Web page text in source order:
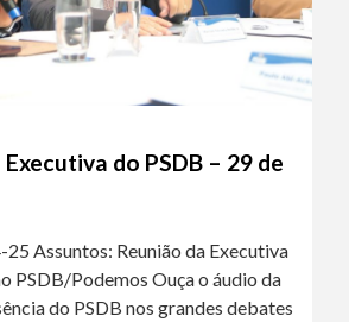
do PSDB – 29 de
Assuntos: Reunião da Executiva
PSDB/Podemos Ouça o áudio da
do PSDB nos grandes debates